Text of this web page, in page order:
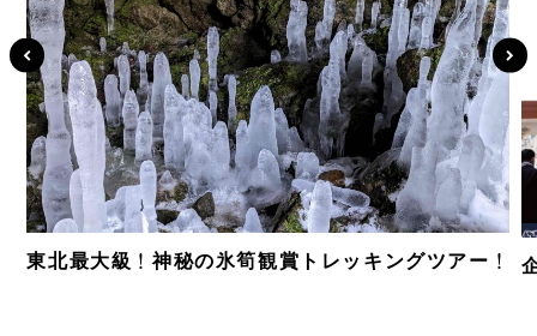
東北最大級！神秘の氷筍観賞トレッキングツアー！